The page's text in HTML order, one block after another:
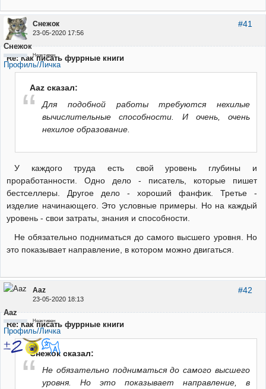
#41
Снежок
23-05-2020 17:56
Снежок
Неактивен
Профиль/Личка
Re: Как писать фуррные книги
Aaz сказал:
Для подобной работы требуются нехилые
вычислительные способности. И очень, очень
нехилое образование.
У каждого труда есть свой уровень глубины и
проработанности. Одно дело - писатель, которые пишет
бестселлеры. Другое дело - хороший фанфик. Третье -
изделие начинающего. Это условные примеры. Но на каждый
уровень - свои затраты, знания и способности.
Не обязательно подниматься до самого высшего уровня. Но
это показывает направление, в котором можно двигаться.
#42
Aaz
23-05-2020 18:13
Aaz
Неактивен
Профиль/Личка
Re: Как писать фуррные книги
Снежок сказал:
Не обязательно подниматься до самого высшего
уровня. Но это показывает направление, в